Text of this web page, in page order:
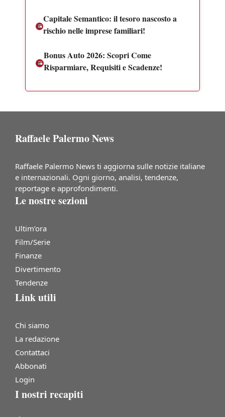
Capitale Semantico: il tesoro nascosto a
rischio nelle imprese familiari!
Bonus Auto 2026: Scopri Come
Risparmiare, Requisiti e Scadenze!
Raffaele Palermo News
Raffaele Palermo News ti aggiorna sulle notizie italiane
e internazionali. Ogni giorno, analisi, tendenze,
reportage e approfondimenti.
Le nostre sezioni
Ultim’ora
Film/Serie
Finanze
Divertimento
Tendenze
Link utili
Chi siamo
La redazione
Contattaci
Abbonati
Login
I nostri recapiti